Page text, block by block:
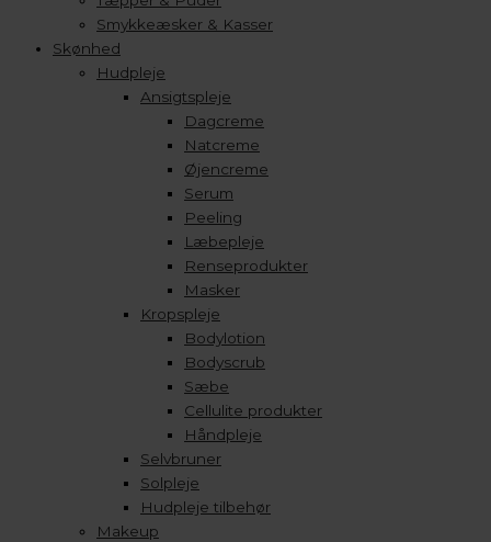
Smykkeæsker & Kasser
Skønhed
Hudpleje
Ansigtspleje
Dagcreme
Natcreme
Øjencreme
Serum
Peeling
Læbepleje
Renseprodukter
Masker
Kropspleje
Bodylotion
Bodyscrub
Sæbe
Cellulite produkter
Håndpleje
Selvbruner
Solpleje
Hudpleje tilbehør
Makeup